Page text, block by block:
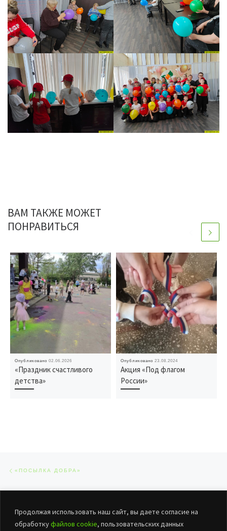
Продолжая использовать наш сайт, вы даете согласие на
обработкуфайлов cookie, пользовательских данных
ВАМ ТАКЖЕ МОЖЕТ
ПОНРАВИТЬСЯ
Опубликовано02.06.2026
«Праздник счастливого
детства»
Опубликовано23.08.2024
Акция «Под флагом
России»
«ПОСЫЛКА ДОБРА»
ОБРАТНО К СПИСКУ ЗАПИСЕЙ
«ВЕСНОЙ, ДЕВЧОНКИ, ПОЗИТИВ!»